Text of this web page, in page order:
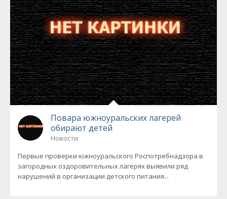
Повара южноуральских лагерей
обирают детей
Новости
Первые проверки южноуральского Роспотребнадзора в
загородных оздоровительных лагерях выявили ряд
нарушений в организации детского питания...